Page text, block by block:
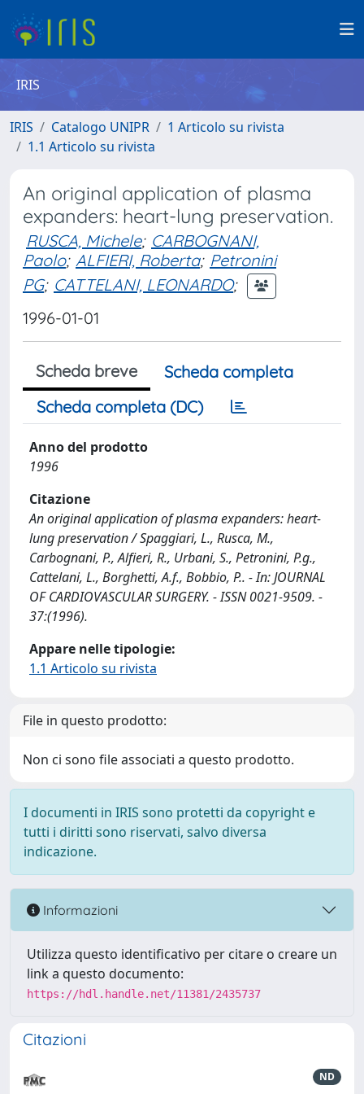
IRIS
IRIS Catalogo UNIPR
1 Articolo su rivista
1.1 Articolo su rivista
An original application of plasma
expanders: heart-lung preservation.
RUSCA, Michele; CARBOGNANI,
Paolo; ALFIERI, Roberta; Petronini
PG; CATTELANI, LEONARDO;
1996-01-01
Scheda breve
Scheda completa
Scheda completa (DC)
Anno del prodotto
1996
Citazione
An original application of plasma expanders: heart-
lung preservation / Spaggiari, L., Rusca, M.,
Carbognani, P., Alfieri, R., Urbani, S., Petronini, P.g.,
Cattelani, L., Borghetti, A.f., Bobbio, P.. - In: JOURNAL
OF CARDIOVASCULAR SURGERY. - ISSN 0021-9509. -
37:(1996).
Appare nelle tipologie:
1.1 Articolo su rivista
File in questo prodotto:
Non ci sono file associati a questo prodotto.
I documenti in IRIS sono protetti da copyright e
tutti i diritti sono riservati, salvo diversa
indicazione.
Informazioni
Utilizza questo identificativo per citare o creare un
link a questo documento:
https://hdl.handle.net/11381/2435737
Citazioni
ND